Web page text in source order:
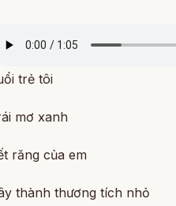
trẻ tôi
mơ xanh
răng của em
thành thương tích nhỏ